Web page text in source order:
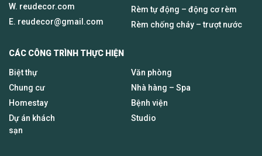
W. reudecor.com
E. reudecor@gmail.com
Rèm tự động – động cơ rèm
Rèm chống cháy – trượt nước
CÁC CÔNG TRÌNH THỰC HIỆN
Biệt thự
Chung cư
Homestay
Dự án khách
sạn
Văn phòng
Nhà hàng – Spa
Bệnh viện
Studio